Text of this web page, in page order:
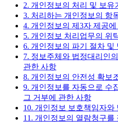
2. 개인정보의 처리 및 보유
3. 처리하는 개인정보의 항
4. 개인정보의 제3자 제공
5. 개인정보 처리업무의 위
6. 개인정보의 파기 절차 및
7. 정보주체와 법정대리인
관한 사항
8. 개인정보의 안전성 확보
9. 개인정보를 자동으로 수
그 거부에 관한 사항
10. 개인정보 보호책임자와
11. 개인정보의 열람청구를